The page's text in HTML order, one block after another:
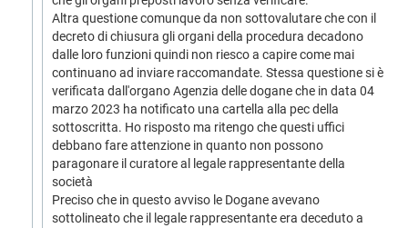
Altra questione comunque da non sottovalutare che con il
decreto di chiusura gli organi della procedura decadono
dalle loro funzioni quindi non riesco a capire come mai
continuano ad inviare raccomandate. Stessa questione si è
verificata dall'organo Agenzia delle dogane che in data 04
marzo 2023 ha notificato una cartella alla pec della
sottoscritta. Ho risposto ma ritengo che questi uffici
debbano fare attenzione in quanto non possono
paragonare il curatore al legale rappresentante della
società
Preciso che in questo avviso le Dogane avevano
sottolineato che il legale rappresentante era deceduto a